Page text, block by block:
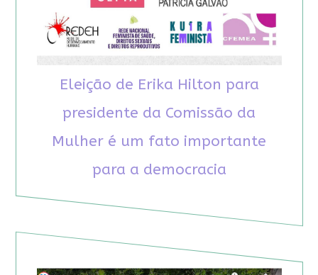
Eleição de Erika Hilton para
presidente da Comissão da
Mulher é um fato importante
para a democracia